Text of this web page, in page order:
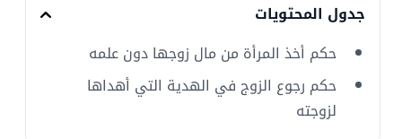
جدول المحتويات
حكم أخذ المرأة من مال زوجها دون علمه
حكم رجوع الزوج في الهدية التي أهداها
لزوجته